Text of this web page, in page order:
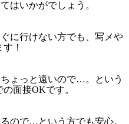
はいかがでしょう。
に行けない方でも、写メや
！
ょっと遠いので…。という
面接OKです。
ので…という方でも安心。